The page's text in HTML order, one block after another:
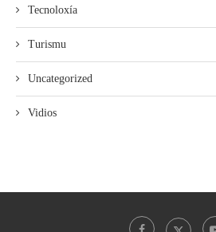
Tecnoloxía
Turismu
Uncategorized
Vidios